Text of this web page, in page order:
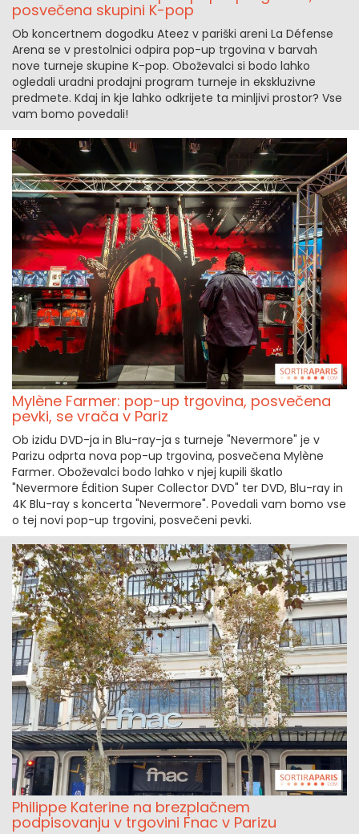
posvečena skupini K-pop
Ob koncertnem dogodku Ateez v pariški areni La Défense
Arena se v prestolnici odpira pop-up trgovina v barvah
nove turneje skupine K-pop. Oboževalci si bodo lahko
ogledali uradni prodajni program turneje in ekskluzivne
predmete. Kdaj in kje lahko odkrijete ta minljivi prostor? Vse
vam bomo povedali!
Mylène Farmer: pop-up trgovina, posvečena
pevki, se vrača v Pariz
Ob izidu DVD-ja in Blu-ray-ja s turneje "Nevermore" je v
Parizu odprta nova pop-up trgovina, posvečena Mylène
Farmer. Oboževalci bodo lahko v njej kupili škatlo
"Nevermore Édition Super Collector DVD" ter DVD, Blu-ray in
4K Blu-ray s koncerta "Nevermore". Povedali vam bomo vse
o tej novi pop-up trgovini, posvečeni pevki.
Philippe Katerine na brezplačnem
podpisovanju v trgovini Fnac v Parizu